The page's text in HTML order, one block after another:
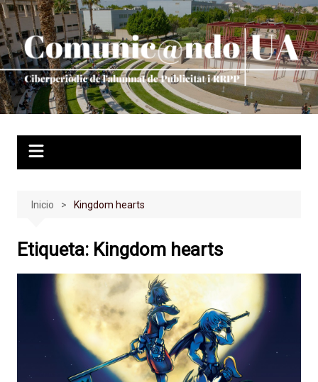
Saltar
al
contenido
Inicio Kingdom hearts
Etiqueta: Kingdom hearts